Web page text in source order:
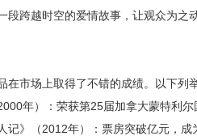
段跨越时空的爱情故事，让观众为之动
在市场上取得了不错的成绩。以下列
年）：荣获第25届加拿大蒙特利尔
记》（2012年）：票房突破亿元，成